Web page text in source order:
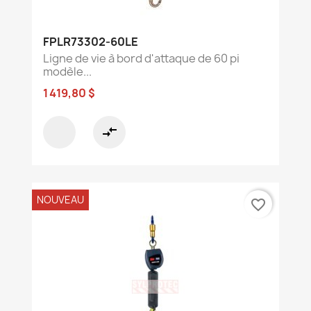
FPLR73302-60LE
Ligne de vie à bord d'attaque de 60 pi
modèle...
1 419,80 $
compare_arrows
NOUVEAU favorite_border